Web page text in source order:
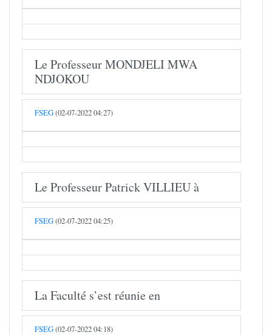
Le Professeur MONDJELI MWA
NDJOKOU
FSEG(02-07-2022 04:27)
Le Professeur Patrick VILLIEU à
FSEG(02-07-2022 04:25)
La Faculté s’est réunie en
FSEG(02-07-2022 04:18)